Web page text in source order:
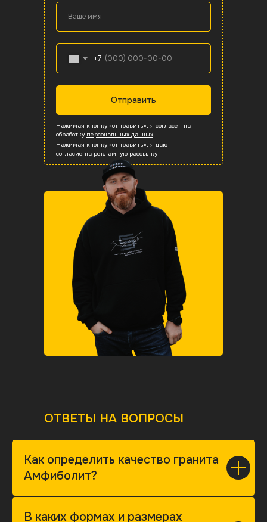
Распил/слебы
Полосы
Все сырье
Полосы
Корки
Все сырье
Блоки
Распил/слебы
Все сырье
Ваше имя
+7
Отправить
Нажимая кнопку «отправить», я согласен на
обработку персональных данных
Нажимая кнопку «отправить», я даю
согласие на рекламную рассылку
ОТВЕТЫ НА ВОПРОСЫ
Как определить качество гранита
Амфиболит?
В каких формах и размерах